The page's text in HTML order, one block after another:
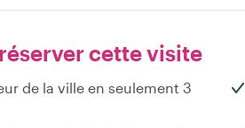
réserver cette visite
de la ville en seulement 3